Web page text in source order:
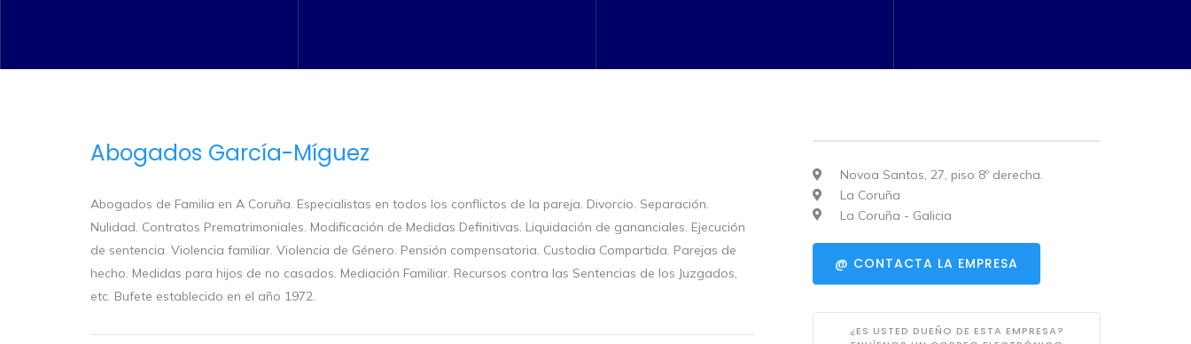
Abogados García-Míguez
Abogados de Familia en A Coruña. Especialistas en todos los conflictos de la pareja. Divorcio. Separación.
Nulidad. Contratos Prematrimoniales. Modificación de Medidas Definitivas. Liquidación de gananciales. Ejecución
de sentencia. Violencia familiar. Violencia de Género. Pensión compensatoria. Custodia Compartida. Parejas de
hecho. Medidas para hijos de no casados. Mediación Familiar. Recursos contra las Sentencias de los Juzgados,
etc. Bufete establecido en el año 1972.
Novoa Santos, 27, piso 8º derecha.
La Coruña
La Coruña - Galicia
@ CONTACTA LA EMPRESA
¿ES USTED DUEÑO DE ESTA EMPRESA?